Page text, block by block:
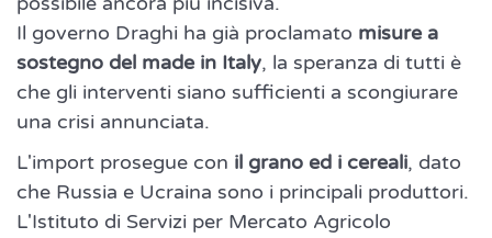
Il governo Draghi ha già proclamato misure a
sostegno del made in Italy, la speranza di tutti è
che gli interventi siano sufficienti a scongiurare
una crisi annunciata.
L'import prosegue con il grano ed i cereali, dato
che Russia e Ucraina sono i principali produttori.
L'Istituto di Servizi per Mercato Agricolo